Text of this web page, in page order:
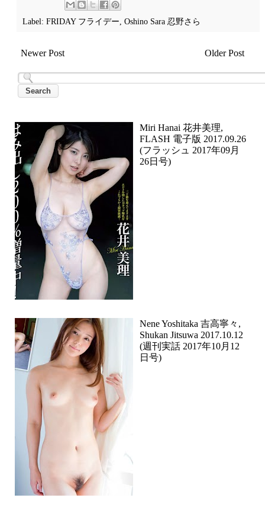
Label: FRIDAY フライデー Oshino Sara 忍野さら
Newer Post Older Post
Miri Hanai 花井美理,
FLASH 電子版 2017.09.26
(フラッシュ 2017年09月
26日号)
Nene Yoshitaka 吉高寧々,
Shukan Jitsuwa 2017.10.12
(週刊実話 2017年10月12
日号)